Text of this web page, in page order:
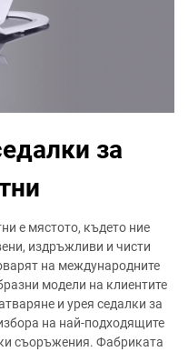
за
е мястото, където ние
издръжливи и чисти
на международните
модели на клиентите
и урея седалки за
на най-подходящите
съоръжения. Фабриката